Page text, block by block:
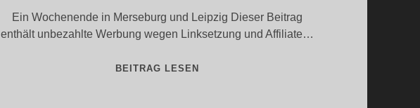
Ein Wochenende in Merseburg und Leipzig Dieser Beitrag
enthält unbezahlte Werbung wegen Linksetzung und Affiliate…
BEITRAG LESEN